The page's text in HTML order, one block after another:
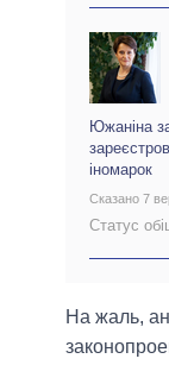
Южаніна
іномарок
Сказано 7
Статус
На жаль,